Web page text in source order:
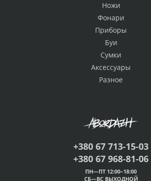
Ножи
Фонари
Приборы
Буи
Сумки
Аксессуары
Разное
+380 67 713-15-03
+380 67 968-81-06
ПН—ПТ 12:00–18:00
СБ—ВС ВЫХОДНОЙ